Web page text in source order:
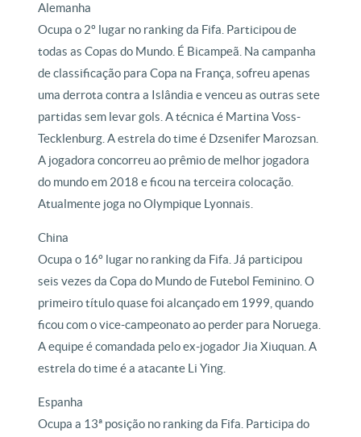
Alemanha
Ocupa o 2º lugar no ranking da Fifa. Participou de
todas as Copas do Mundo. É Bicampeã. Na campanha
de classificação para Copa na França, sofreu apenas
uma derrota contra a Islândia e venceu as outras sete
partidas sem levar gols. A técnica é Martina Voss-
Tecklenburg. A estrela do time é Dzsenifer Marozsan.
A jogadora concorreu ao prêmio de melhor jogadora
do mundo em 2018 e ficou na terceira colocação.
Atualmente joga no Olympique Lyonnais.
China
Ocupa o 16º lugar no ranking da Fifa. Já participou
seis vezes da Copa do Mundo de Futebol Feminino. O
primeiro título quase foi alcançado em 1999, quando
ficou com o vice-campeonato ao perder para Noruega.
A equipe é comandada pelo ex-jogador Jia Xiuquan. A
estrela do time é a atacante Li Ying.
Espanha
Ocupa a 13ª posição no ranking da Fifa. Participa do